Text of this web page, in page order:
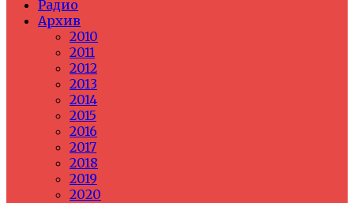
Радио
Архив
2010
2011
2012
2013
2014
2015
2016
2017
2018
2019
2020